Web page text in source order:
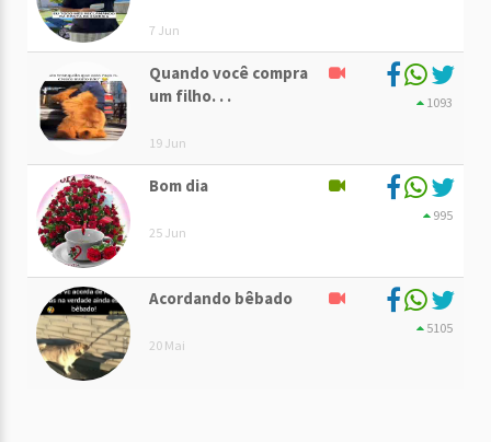
7 Jun
Quando você compra
um filho. . .
19 Jun
1093
Bom dia
25 Jun
995
Acordando bêbado
20 Mai
5105